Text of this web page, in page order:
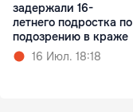
задержали 16-
летнего подростка по
подозрению в краже
16 Июл. 18:18